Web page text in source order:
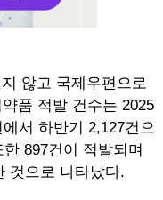
않고 국제우편으로
품 적발 건수는 2025
서 하반기 2,127건으
897건이 적발되며
것으로 나타났다.